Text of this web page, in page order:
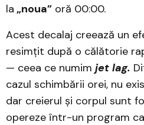
la „noua” oră 00:00.
Acest decalaj creează un
resimțit după o călătorie
— ceea ce numim jet lag.
cazul schimbării orei, nu
dar creierul și corpul sunt
opereze într-un program